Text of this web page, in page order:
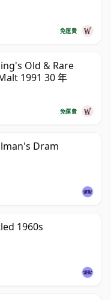
免運費
Old & Rare
1991 30 年
免運費
Dram
1960s